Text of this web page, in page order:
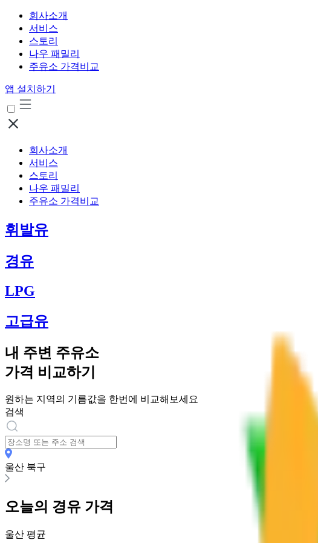
회사소개
서비스
스토리
나우 패밀리
주유소 가격비교
앱 설치하기
회사소개
서비스
스토리
나우 패밀리
주유소 가격비교
휘발유
경유
LPG
고급유
내 주변 주유소
가격 비교하기
원하는 지역의 기름값을 한번에 비교해보세요
검색
울산 북구
오늘의 경유 가격
울산 평균